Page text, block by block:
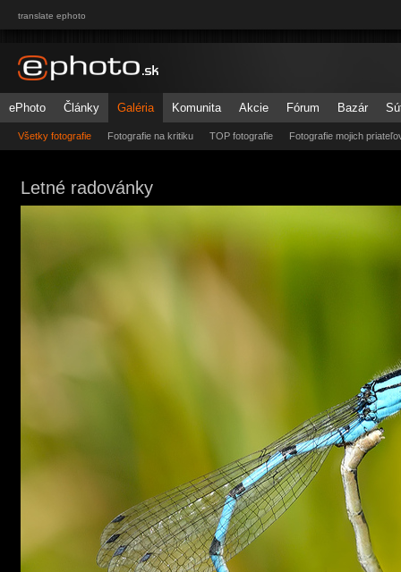
translate ephoto
ePhoto Články Galéria
Všetky fotografie Fotografie na kritiku TOP fotografie Fotografie mojich
Komunita Akcie Fórum Bazár
Letné radovánky